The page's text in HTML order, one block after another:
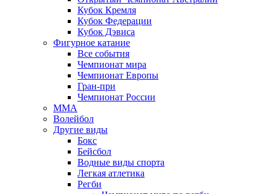
Кубок Кремля
Кубок Федерации
Кубок Дэвиса
Фигурное катание
Все события
Чемпионат мира
Чемпионат Европы
Гран-при
Чемпионат России
MMA
Волейбол
Другие виды
Бокс
Бейсбол
Водные виды спорта
Легкая атлетика
Регби